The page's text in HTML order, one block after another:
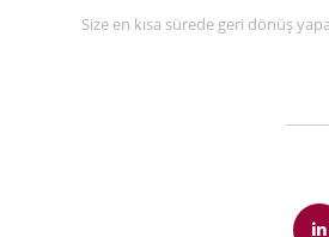
Size en kısa sürede geri dönüş